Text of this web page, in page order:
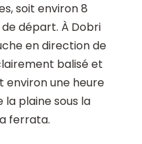
soit environ 8
départ. À Dobri
en direction de
balisé et
environ une heure
plaine sous la
ferrata.